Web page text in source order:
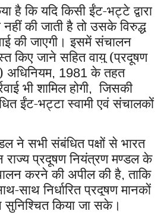
है कि यदि किसी ईंट-भट्टे द्वारा
नहीं की जाती है तो उसके विरुद्ध
की जाएगी। इसमें संचालन
किए जाने सहित वायु (प्रदूषण
अधिनियम, 1981के तहत
भी शामिल होगी,जिसकी
ईंट-भट्टा स्वामी एवं संचालकों
ने सभी संबंधित पक्षों से भारत
राज्य प्रदूषण नियंत्रण मण्डल के
करने की अपील की है,ताकि
साथ निर्धारित प्रदूषण मानकों
सुनिश्चित किया जा सके।